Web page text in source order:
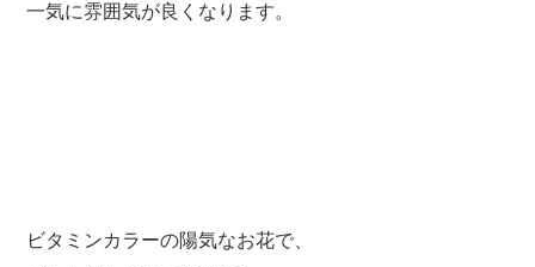
一気に雰囲気が良くなります。
ビタミンカラーの陽気なお花で、